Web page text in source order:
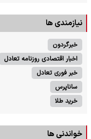
نیازمندی ها
خبرگردون
اخبار اقتصادی روزنامه تعادل
خبر فوری تعادل
ساناپرس
خرید طلا
خواندنی ها